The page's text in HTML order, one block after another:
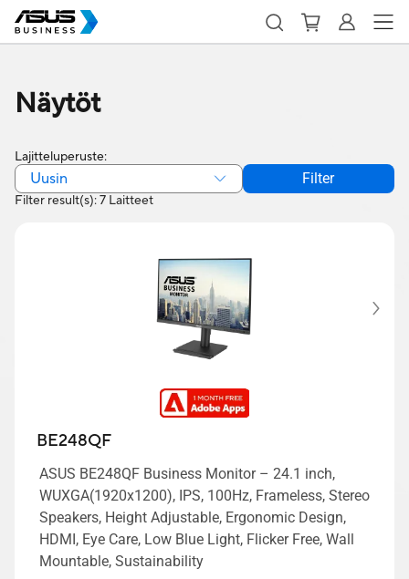
Näytöt
Filter result(s): 7 Laitteet
Lajitteluperuste:
Uusin Filter
BE248QF
ASUS BE248QF Business Monitor – 24.1 inch,
WUXGA(1920x1200), IPS, 100Hz, Frameless, Stereo
Speakers, Height Adjustable, Ergonomic Design,
HDMI, Eye Care, Low Blue Light, Flicker Free, Wall
Mountable, Sustainability